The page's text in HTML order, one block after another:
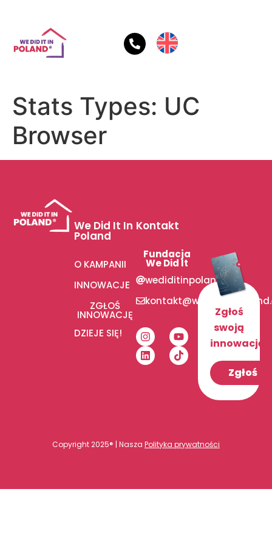
Stats Types: UC
Browser
We Did It In
Poland
O KAMPANII
INNOWACJE
ZGŁOŚ
INNOWACJĘ
DZIEJE SIĘ!
Kontakt
Fundacja
We Did It
wediditinpoland
Zgłoś
swoją
innowację!
Zgłoś
Copyright 2025® | Nasza Polityka prywatności